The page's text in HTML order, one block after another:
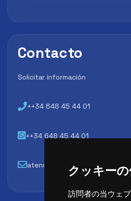
クッキーの
訪問者の当ウェ
Contacto
Solicitar información
++34 648 45 44 01
++34 648 45 44 01
atencion@futbollab.com